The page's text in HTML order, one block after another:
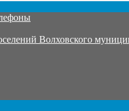
Волховского